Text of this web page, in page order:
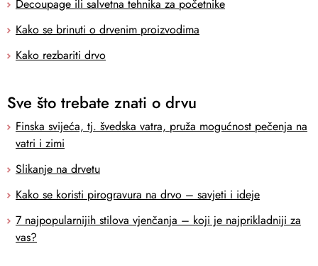
Decoupage ili salvetna tehnika za početnike
Kako se brinuti o drvenim proizvodima
Kako rezbariti drvo
Sve što trebate znati o drvu
Finska svijeća, tj. švedska vatra, pruža mogućnost pečenja na
vatri i zimi
Slikanje na drvetu
Kako se koristi pirogravura na drvo – savjeti i ideje
7 najpopularnijih stilova vjenčanja – koji je najprikladniji za
vas?